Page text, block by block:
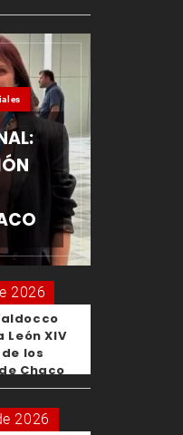
2026
León XIV
los
Chaco
2026